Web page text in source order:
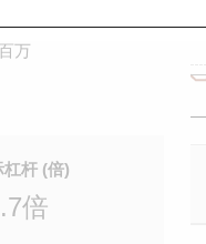
万
杠杆 (倍)
倍